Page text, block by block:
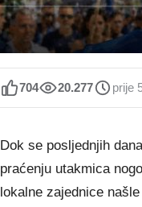
704 20.277 prije
Dok se posljednjih
praćenju utakmica
lokalne zajednice